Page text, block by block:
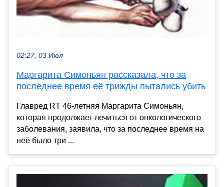
02:27, 03 Июл
Маргарита Симоньян рассказала, что за
последнее время её трижды пытались убить
Главред RT 46-летняя Маргарита Симоньян,
которая продолжает лечиться от онкологического
заболевания, заявила, что за последнее время на
неё было три ...